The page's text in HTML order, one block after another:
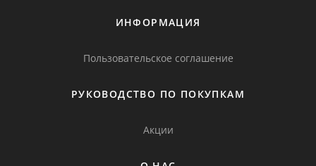
ИНФОРМАЦИЯ
Пользовательское соглашение
РУКОВОДСТВО ПО ПОКУПКАМ
Акции